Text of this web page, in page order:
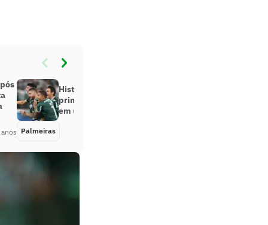
Histórico! Zé Rafael foi o autor do
primeiro gol de falta do Palmeiras
em uma decisão desde 1959
Palmeiras